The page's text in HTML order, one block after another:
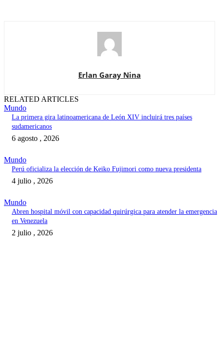
Erlan Garay Nina
RELATED ARTICLES
Mundo
La primera gira latinoamericana de León XIV incluirá tres países
sudamericanos
6 agosto , 2026
Mundo
Perú oficializa la elección de Keiko Fujimori como nueva presidenta
4 julio , 2026
Mundo
Abren hospital móvil con capacidad quirúrgica para atender la emergencia
en Venezuela
2 julio , 2026